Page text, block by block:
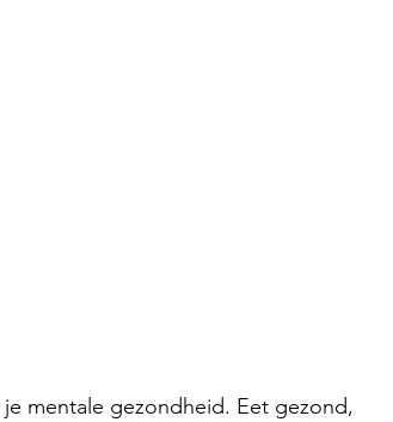
mentale gezondheid. Eet gezond,